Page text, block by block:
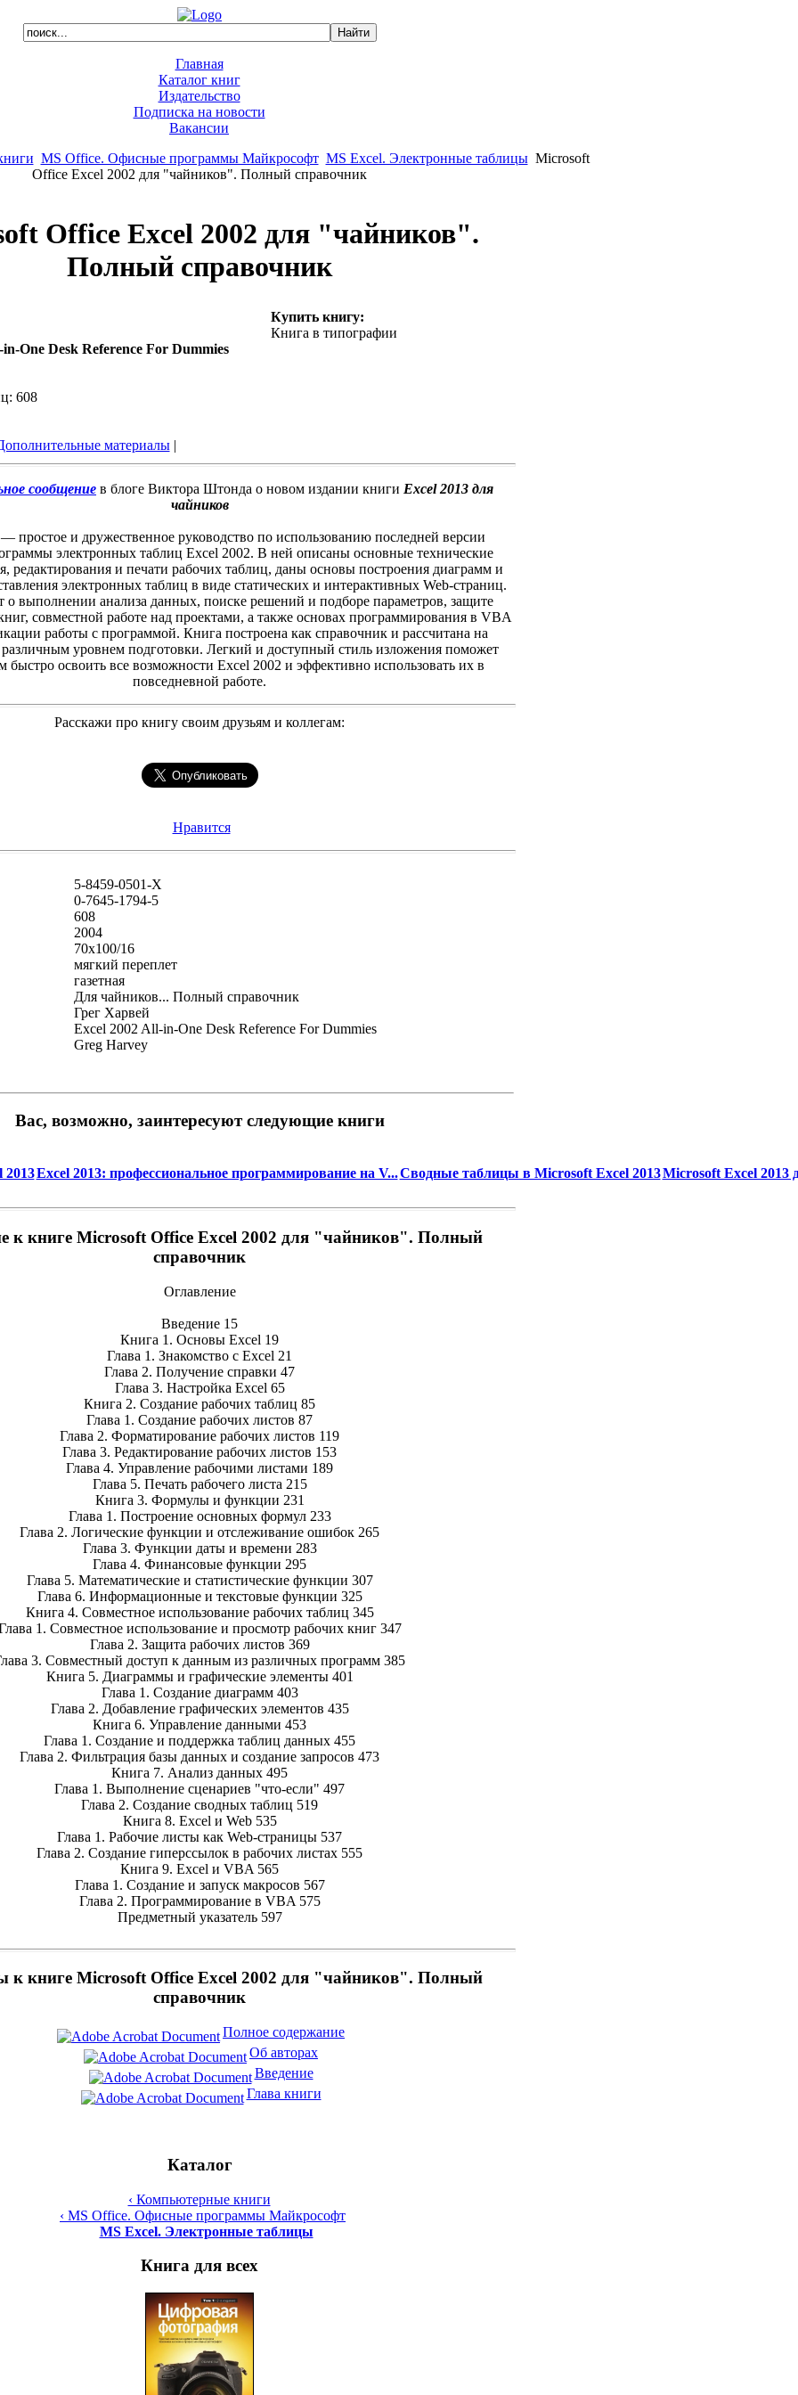
Главная
Каталог книг
Издательство
Подписка на новости
Вакансии
MS Office. Офисные программы Майкрософт MS Excel. Электронные таблицы Microsoft
Office Excel 2002 для "чайников". Полный справочник
Office Excel 2002 для "чайников".
Полный справочник
One Desk Reference For Dummies
608
материалы|
Купить книгу:
Книга в типографии
сообщение в блоге Виктора Штонда о новом издании книги Excel 2013 для
чайников
простое и дружественное руководство по использованию последней версии
электронных таблиц Excel 2002. В ней описаны основные технические
редактирования и печати рабочих таблиц, даны основы построения диаграмм и
электронных таблиц в виде статических и интерактивных Web-страниц.
о выполнении анализа данных, поиске решений и подборе параметров, защите
совместной работе над проектами, а также основах программирования в VBA
работы с программой. Книга построена как справочник и рассчитана на
различным уровнем подготовки. Легкий и доступный стиль изложения поможет
быстро освоить все возможности Excel 2002 и эффективно использовать их в
повседневной работе.
Расскажи про книгу своим друзьям и коллегам:
Нравится
5-8459-0501-X
0-7645-1794-5
608
2004
70x100/16
мягкий переплет
газетная
Для чайников... Полный справочник
Грег Харвей
Excel 2002 All-in-One Desk Reference For Dummies
Greg Harvey
Вас, возможно, заинтересуют следующие книги
Excel 2013: профессиональное программирование на V...Сводные таблицы в Microsoft Excel 2013Microsoft Excel 2013
к книге Microsoft Office Excel 2002 для "чайников". Полный
справочник
Оглавление
Введение 15
Книга 1. Основы Excel 19
Глава 1. Знакомство с Excel 21
Глава 2. Получение справки 47
Глава 3. Настройка Excel 65
Книга 2. Создание рабочих таблиц 85
Глава 1. Создание рабочих листов 87
Глава 2. Форматирование рабочих листов 119
Глава 3. Редактирование рабочих листов 153
Глава 4. Управление рабочими листами 189
Глава 5. Печать рабочего листа 215
Книга 3. Формулы и функции 231
Глава 1. Построение основных формул 233
Глава 2. Логические функции и отслеживание ошибок 265
Глава 3. Функции даты и времени 283
Глава 4. Финансовые функции 295
Глава 5. Математические и статистические функции 307
Глава 6. Информационные и текстовые функции 325
Книга 4. Совместное использование рабочих таблиц 345
1. Совместное использование и просмотр рабочих книг 347
Глава 2. Защита рабочих листов 369
3. Совместный доступ к данным из различных программ 385
Книга 5. Диаграммы и графические элементы 401
Глава 1. Создание диаграмм 403
Глава 2. Добавление графических элементов 435
Книга 6. Управление данными 453
Глава 1. Создание и поддержка таблиц данных 455
Глава 2. Фильтрация базы данных и создание запросов 473
Книга 7. Анализ данных 495
Глава 1. Выполнение сценариев "что-если" 497
Глава 2. Создание сводных таблиц 519
Книга 8. Excel и Web 535
Глава 1. Рабочие листы как Web-страницы 537
Глава 2. Создание гиперссылок в рабочих листах 555
Книга 9. Excel и VBA 565
Глава 1. Создание и запуск макросов 567
Глава 2. Программирование в VBA 575
Предметный указатель 597
к книге Microsoft Office Excel 2002 для "чайников". Полный
справочник
Полное содержание
Об авторах
Введение
Глава книги
Каталог
‹ Компьютерные книги
‹ MS Office. Офисные программы Майкрософт
MS Excel. Электронные таблицы
Книга для всех